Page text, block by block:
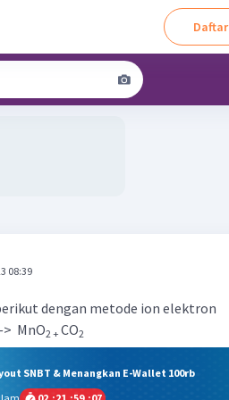
Daftar
08:39
dengan metode ion elektron
MnO2 + CO2
SNBT & Menangkan E-Wallet 100rb